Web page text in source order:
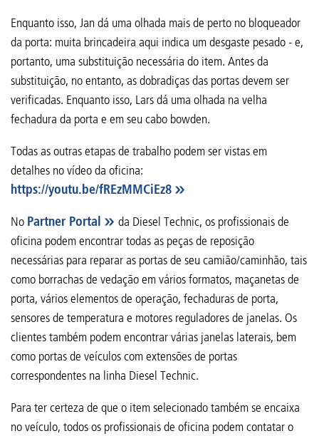
Enquanto isso, Jan dá uma olhada mais de perto no bloqueador
da porta: muita brincadeira aqui indica um desgaste pesado - e,
portanto, uma substituição necessária do item. Antes da
substituição, no entanto, as dobradiças das portas devem ser
verificadas. Enquanto isso, Lars dá uma olhada na velha
fechadura da porta e em seu cabo bowden.
Todas as outras etapas de trabalho podem ser vistas em
detalhes no vídeo da oficina:
https://youtu.be/fREzMMCiEz8
No Partner Portal
da Diesel Technic, os profissionais de
oficina podem encontrar todas as peças de reposição
necessárias para reparar as portas de seu camião/caminhão, tais
como borrachas de vedação em vários formatos, maçanetas de
porta, vários elementos de operação, fechaduras de porta,
sensores de temperatura e motores reguladores de janelas. Os
clientes também podem encontrar várias janelas laterais, bem
como portas de veículos com extensões de portas
correspondentes na linha Diesel Technic.
Para ter certeza de que o item selecionado também se encaixa
no veículo, todos os profissionais de oficina podem contatar o